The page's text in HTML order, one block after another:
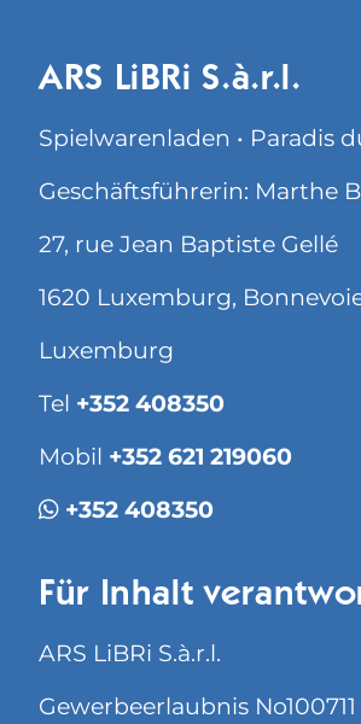
ARS LiBRi S.à.r.l.
Spielwarenladen • Paradis
Geschäftsführerin: Marthe
27, rue Jean Baptiste Gellé
1620 Luxemburg,
Luxemburg
Tel +352 408350
Mobil +352 621 219060
+352 408350
Für Inhalt
ARS LiBRi S.à.r.l.
Gewerbeerlaubnis No100711